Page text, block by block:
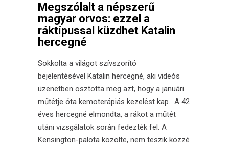
Megszólalt a népszerű
magyar orvos: ezzel a
ráktípussal küzdhet Katalin
hercegné
Sokkolta a világot szívszorító
bejelentésével Katalin hercegné, aki videós
üzenetben osztotta meg azt, hogy a januári
műtétje óta kemoterápiás kezelést kap. A 42
éves hercegné elmondta, a rákot a műtét
utáni vizsgálatok során fedezték fel. A
Kensington-palota közölte, nem teszik közzé